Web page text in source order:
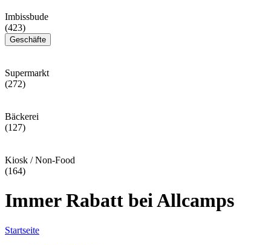
Imbissbude
(423)
Geschäfte
Supermarkt
(272)
Bäckerei
(127)
Kiosk / Non-Food
(164)
Immer Rabatt bei Allcamps
Startseite